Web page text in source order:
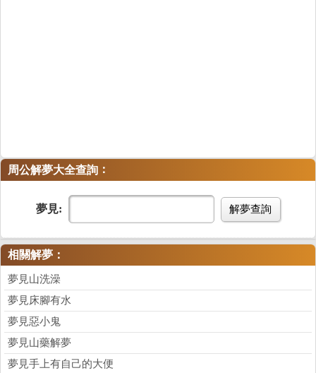
周公解夢大全查詢 ：
夢見: 解夢查詢
相關解夢：
夢見山洗澡
夢見床腳有水
夢見惡小鬼
夢見山藥解夢
夢見手上有自己的大便